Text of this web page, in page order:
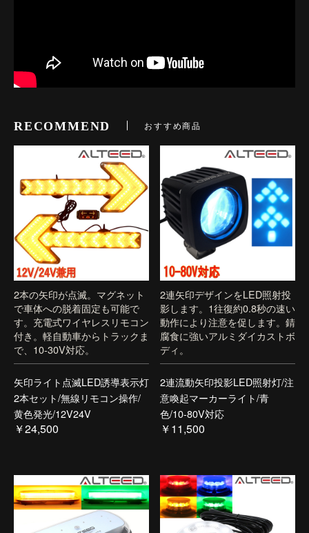
RECOMMEND おすすめ商品
2本の矢印が点滅。マグネット
で車体への脱着固定も可能で
す。充電式ワイヤレスリモコン
付き。軽自動車からトラックま
で、10-30V対応。
矢印ライト点滅LED誘導表示灯
2本セット/無線リモコン操作/
黄色発光/12V24V
￥24,500
2連矢印デザインをLED照射投
影します。1往復約0.8秒の速い
動作により注意を促します。錆
腐食に強いアルミダイカストボ
ディ。
2連流動矢印投影LED照射灯/注
意喚起マーカーライト/青
色/10-80V対応
￥11,500